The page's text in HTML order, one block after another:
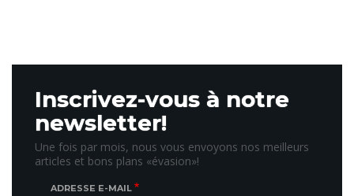
Inscrivez-vous à notre
newsletter!
Une fois par mois, nous vous envoyons nos meilleurs
articles et bons plans «évasion»!
ADRESSE E-MAIL